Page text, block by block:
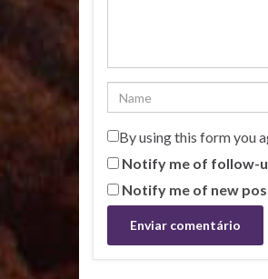
By using this form you
Notify me of follow-
Notify me of new